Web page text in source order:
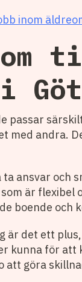
inom
passar
med andra.
ansvar och
är
boende och
är det ett
kunna för
att göra